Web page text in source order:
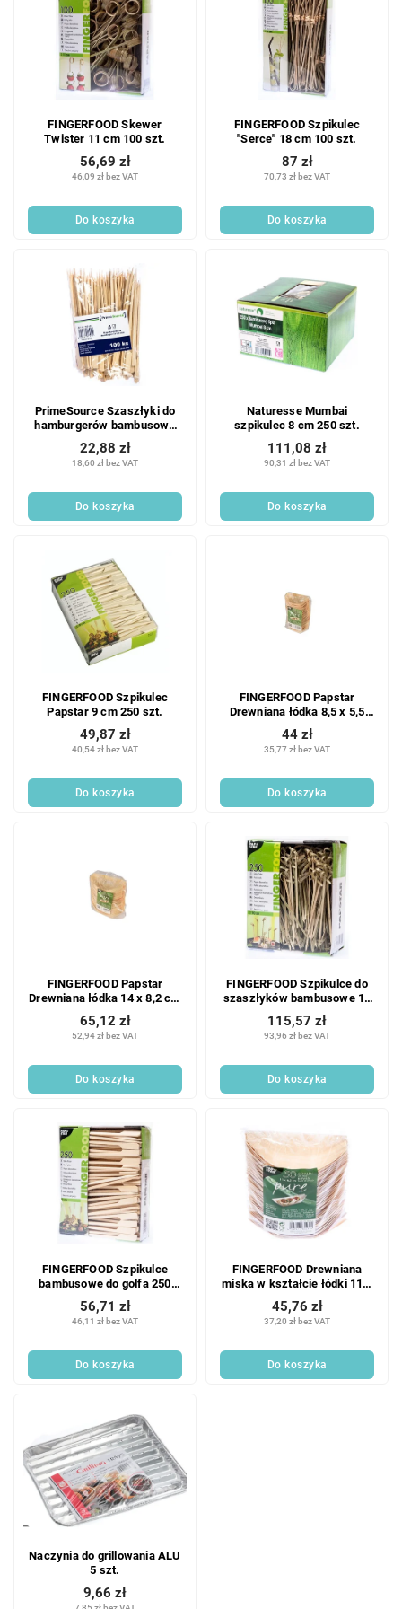
FINGERFOOD Skewer
Twister 11 cm 100 szt.
46,09 zł bez VAT
56,69 zł
Do koszyka
FINGERFOOD Szpikulec
"Serce" 18 cm 100 szt.
70,73 zł bez VAT
87 zł
Do koszyka
PrimeSource Szaszłyki do
hamburgerów bambusowe
18,60 zł bez VAT
22,88 zł
Do koszyka
Naturesse Mumbai
szpikulec 8 cm 250 szt.
90,31 zł bez VAT
111,08 zł
Do koszyka
FINGERFOOD Szpikulec
Papstar 9 cm 250 szt.
40,54 zł bez VAT
49,87 zł
Do koszyka
FINGERFOOD Papstar
Drewniana łódka 8,5 x 5,5
cm 50 szt.
35,77 zł bez VAT
44 zł
Do koszyka
FINGERFOOD Papstar
Drewniana łódka 14 x 8,2 cm
52,94 zł bez VAT
65,12 zł
Do koszyka
FINGERFOOD Szpikulce do
szaszłyków bambusowe 10
cm 250 szt.
93,96 zł bez VAT
115,57 zł
Do koszyka
FINGERFOOD Szpikulce
bambusowe do golfa 250
szt.
46,11 zł bez VAT
56,71 zł
Do koszyka
FINGERFOOD Drewniana
miska w kształcie łódki 11 x
6,5 cm 50 szt.
37,20 zł bez VAT
45,76 zł
Do koszyka
Naczynia do grillowania ALU
5 szt.
9,66 zł